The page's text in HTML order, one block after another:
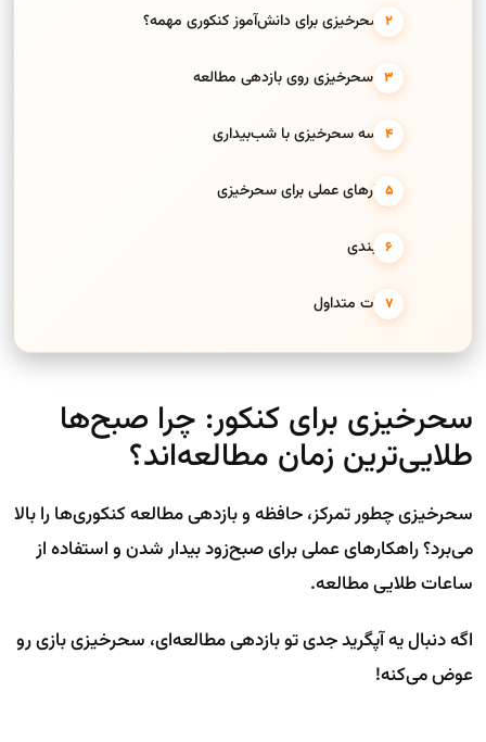
چرا سحرخیزی برای دانش‌آموز کنکوری مهمه؟
تأثیر سحرخیزی روی بازدهی مطالعه
مقایسه سحرخیزی با شب‌بیداری
راهکارهای عملی برای سحرخیزی
جمع‌بندی
سوالات متداول
سحرخیزی برای کنکور: چرا صبح‌ها
طلایی‌ترین زمان مطالعه‌اند؟
سحرخیزی چطور تمرکز، حافظه و بازدهی مطالعه کنکوری‌ها را بالا
می‌برد؟ راهکارهای عملی برای صبح‌زود بیدار شدن و استفاده از
ساعات طلایی مطالعه.
اگه دنبال یه آپگرید جدی تو بازدهی مطالعه‌ای، سحرخیزی بازی رو
عوض می‌کنه!